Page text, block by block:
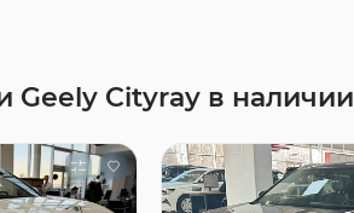
Geely Cityray в наличии